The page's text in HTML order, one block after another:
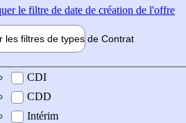
le filtre de date de création de l'offre
les filtres de types de Contrat
de contrat
CDI
CDD
Intérim